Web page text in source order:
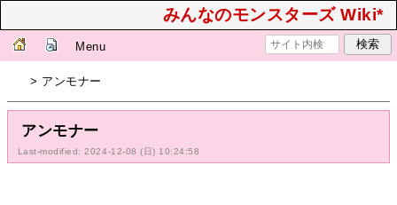
みんなのモンスターズ Wiki*
Menu
> アンモナー
アンモナー
Last-modified: 2024-12-08 (日) 10:24:58